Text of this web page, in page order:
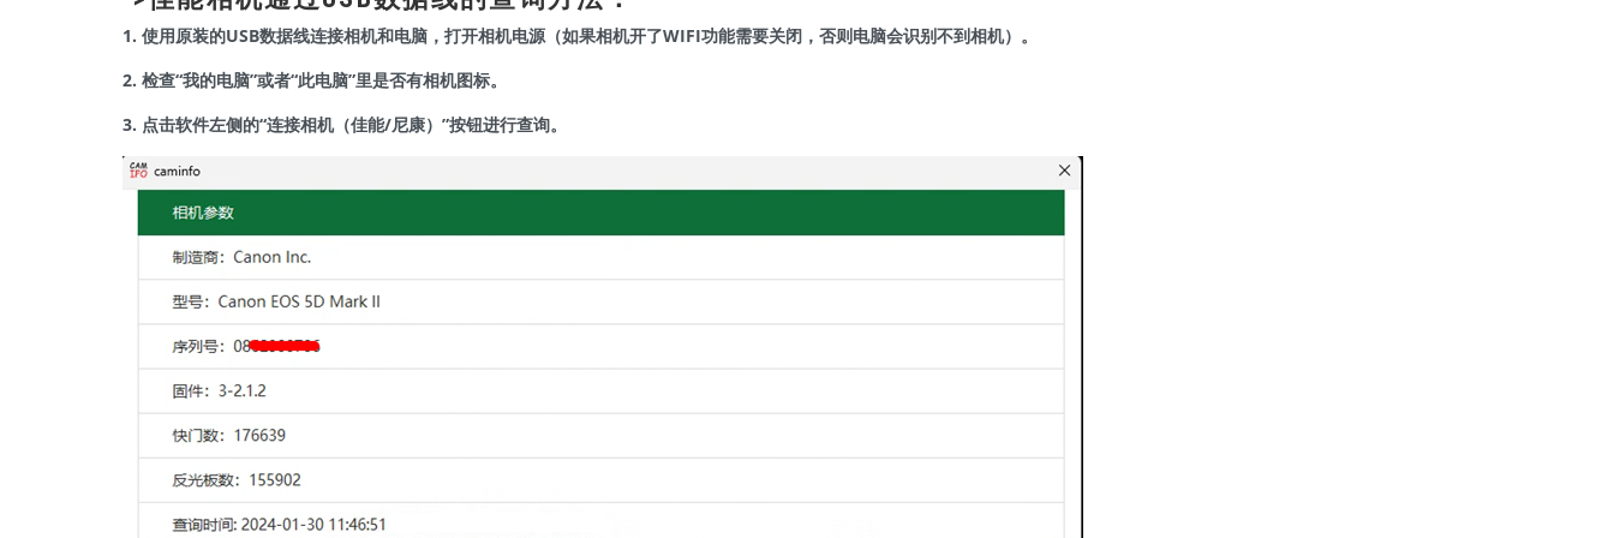
1. 使用原装的USB数据线连接相机和电脑，打开相机电源（如果相机开了WIFI功能需要关闭，否则电脑会识别不到相机）。
2. 检查“我的电脑”或者“此电脑”里是否有相机图标。
3. 点击软件左侧的“连接相机（佳能/尼康）”按钮进行查询。